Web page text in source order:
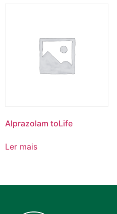
Alprazolam toLife
Ler mais